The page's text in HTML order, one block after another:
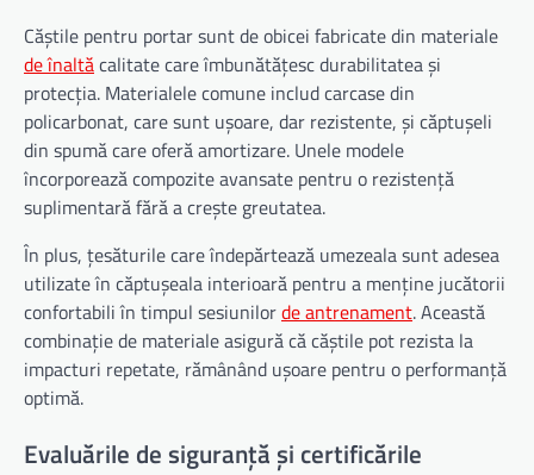
Căștile pentru portar sunt de obicei fabricate din materiale
de înaltăcalitate care îmbunătățesc durabilitatea și
protecția. Materialele comune includ carcase din
policarbonat, care sunt ușoare, dar rezistente, și căptușeli
din spumă care oferă amortizare. Unele modele
încorporează compozite avansate pentru o rezistență
suplimentară fără a crește greutatea.
În plus, țesăturile care îndepărtează umezeala sunt adesea
utilizate în căptușeala interioară pentru a menține jucătorii
confortabili în timpul sesiunilorde antrenament. Această
combinație de materiale asigură că căștile pot rezista la
impacturi repetate, rămânând ușoare pentru o performanță
optimă.
Evaluările de siguranță și certificările